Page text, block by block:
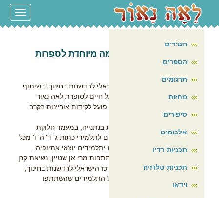
Toggle
פרס מפעל חיים על תרומה מיוחדת לספרות
הילדים בישראל
ועדה ציבורית מטעם המרכז הישראלי לחדשנות בחינוך, בשיתוף
משרד החינוך, העניקה פרס מפעל חיים לסופרת לאה נאור
המרכז הישראלי לחדשנות בחינול פועל לקידום אוריינות בקרב
תלמידים יוצאי אתיופיה.
הטקס התקיים בספרייה הציבורית בנתנייה, במעמד חלוקת
תעודות הצטיינות בכתיבת חיבורים לתלמידי כתות ג' ד' ה' ו' מכל
הארץ. רבים ממקבלי הפרסים היו יתלמידים יוצאי אתיופיה.
את הטקס הנחה טל מוסרי, בהשתתפות מרי אן שטיין, נשיאת קרן
מוריה, מר דן פוטרמן מנכ"ל המרכז הישראלי לחדשנות בחינוך,
ונציגים מהעיריוות ובתי הספר של התלמידים שהשתתפו
בתחרות.
עמוד הבית
על עצמי
השירים
הספרים
תרגומים
מחזות
סיפורים
אלבומים
תכניות רדיו
תכניות טלויזיה
וידאו